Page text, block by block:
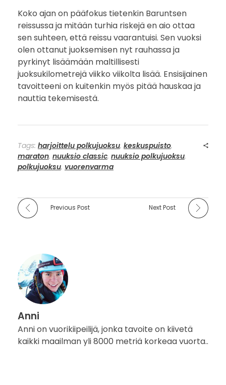
Koko ajan on pääfokus tietenkin Baruntsen
reissussa ja mitään turhia riskejä en aio ottaa
sen suhteen, että reissu vaarantuisi. Sen vuoksi
olen ottanut juoksemisen nyt rauhassa ja
pyrkinyt lisäämään maltillisesti
juoksukilometrejä viikko viikolta lisää. Ensisijainen
tavoitteeni on kuitenkin myös pitää hauskaa ja
nauttia tekemisestä.
Tags: harjoittelu polkujuoksu, keskuspuisto,
maraton, nuuksio classic, nuuksio polkujuoksu,
polkujuoksu, vuorenvarma
Previous Post Next Post
Anni
Anni on vuorikiipeilijä, jonka tavoite on kiivetä
kaikki maailman yli 8000 metriä korkeaa vuorta..